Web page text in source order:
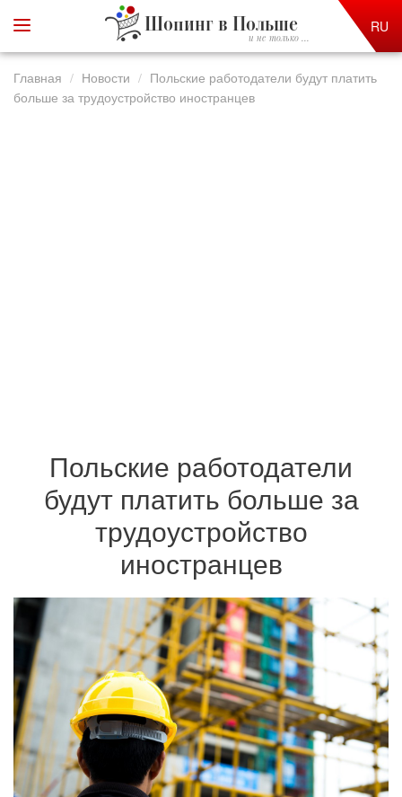
Шопинг в Польше
и не только ...
RU
Главная Новости
Польские работодатели будут платить
больше за трудоустройство иностранцев
Польские работодатели
будут платить больше за
трудоустройство
иностранцев